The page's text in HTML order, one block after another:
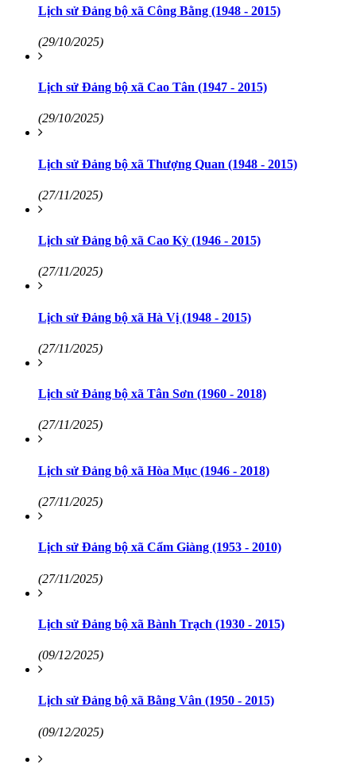
Lịch sử Đảng bộ xã Công Bằng (1948 - 2015)
(29/10/2025)
Lịch sử Đảng bộ xã Cao Tân (1947 - 2015)
(29/10/2025)
Lịch sử Đảng bộ xã Thượng Quan (1948 - 2015)
(27/11/2025)
Lịch sử Đảng bộ xã Cao Kỳ (1946 - 2015)
(27/11/2025)
Lịch sử Đảng bộ xã Hà Vị (1948 - 2015)
(27/11/2025)
Lịch sử Đảng bộ xã Tân Sơn (1960 - 2018)
(27/11/2025)
Lịch sử Đảng bộ xã Hòa Mục (1946 - 2018)
(27/11/2025)
Lịch sử Đảng bộ xã Cẩm Giàng (1953 - 2010)
(27/11/2025)
Lịch sử Đảng bộ xã Bành Trạch (1930 - 2015)
(09/12/2025)
Lịch sử Đảng bộ xã Bằng Vân (1950 - 2015)
(09/12/2025)